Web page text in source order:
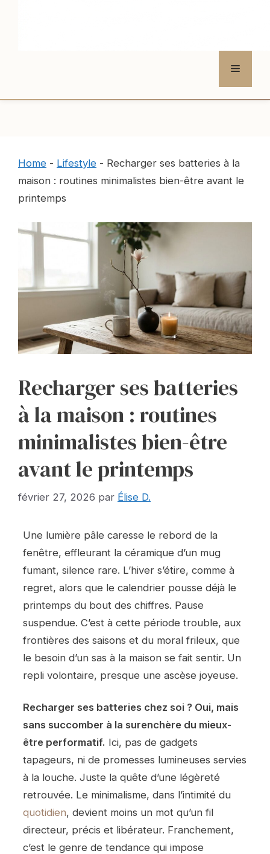
Menu
Home - Lifestyle - Recharger ses batteries à la
maison : routines minimalistes bien-être avant le
printemps
Recharger ses batteries
à la maison : routines
minimalistes bien-être
avant le printemps
février 27, 2026 par Élise D.
Une lumière pâle caresse le rebord de la
fenêtre, effleurant la céramique d’un mug
fumant, silence rare. L’hiver s’étire, comme à
regret, alors que le calendrier pousse déjà le
printemps du bout des chiffres. Pause
suspendue. C’est à cette période trouble, aux
frontières des saisons et du moral frileux, que
le besoin d’un sas à la maison se fait sentir. Un
repli volontaire, presque une ascèse joyeuse.
Recharger ses batteries chez soi ? Oui, mais
sans succomber à la surenchère du mieux-
être performatif. Ici, pas de gadgets
tapageurs, ni de promesses lumineuses servies
à la louche. Juste la quête d’une légèreté
retrouvée. Le minimalisme, dans l’intimité du
quotidien, devient moins un mot qu’un fil
directeur, précis et libérateur. Franchement,
c’est le genre de tendance qui impose